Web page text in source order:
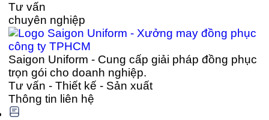
Tư vấn
chuyên nghiệp
Saigon Uniform - Cung cấp giải pháp đồng phục
trọn gói cho doanh nghiệp.
Tư vấn - Thiết kế - Sản xuất
Thông tin liên hệ